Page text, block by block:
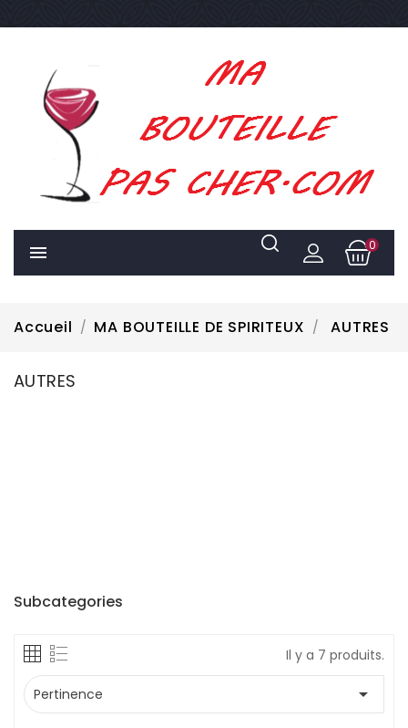
 0
Accueil MA BOUTEILLE DE SPIRITEUX AUTRES
AUTRES
Subcategories
Il y a 7 produits.
Pertinence 